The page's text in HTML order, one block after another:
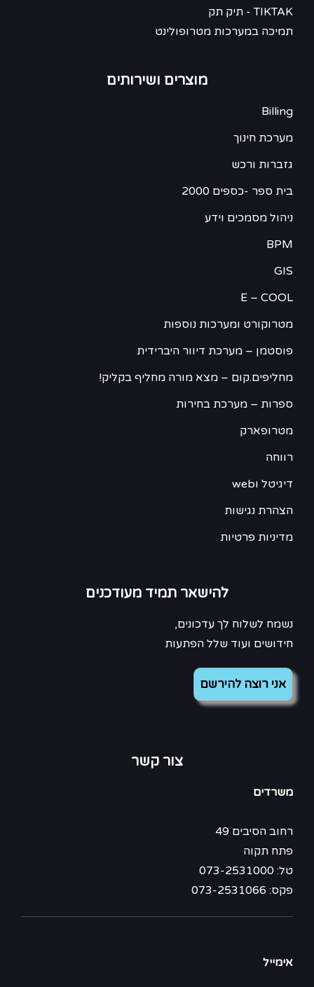
TIKTAK - תיק תק
תמיכה במערכות מטרופולינט
מוצרים ושירותים
Billing
מערכת חינוך
גזברות ורכש
בית ספר -כספים 2000
ניהול מסמכים וידע
BPM
GIS
E – COOL
מטרוקורט ומערכות נוספות
פוסטמן – מערכת דיוור היברידית
מחליפים.קום – מצא מורה מחליף בקליק!
ספרות – מערכת בחירות
מטרופארק
רווחה
דיגיטל וweb
הצהרת נגישות
מדיניות פרטיות
להישאר תמיד מעודכנים
נשמח לשלוח לך עדכונים,
חידושים ועוד שלל הפתעות
צור קשר
משרדים
רחוב הסיבים 49
פתח תקוה
טל: 073-2531000
פקס: 073-2531066
אימייל